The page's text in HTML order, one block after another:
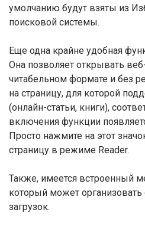
умолчанию будут взяты из
поисковой системы.
Еще одна крайне удобная
Она позволяет открывать
читабельном формате и без
на страницу, для которой
(онлайн-статьи, книги),
включения функции
Просто нажмите на этот
страницу в режиме Reader.
Также, имеется встроенный
который может организовать
загрузок.